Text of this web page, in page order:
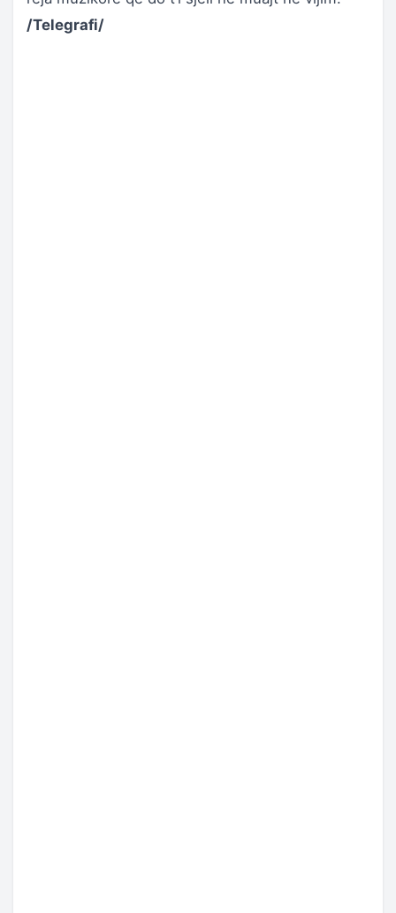
/Telegrafi/